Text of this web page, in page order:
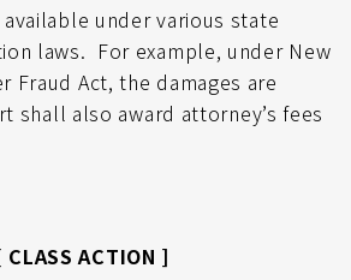
available under various state
laws. For example, under New
Fraud Act, the damages are
shall also award attorney’s fees
CLASS ACTION ]